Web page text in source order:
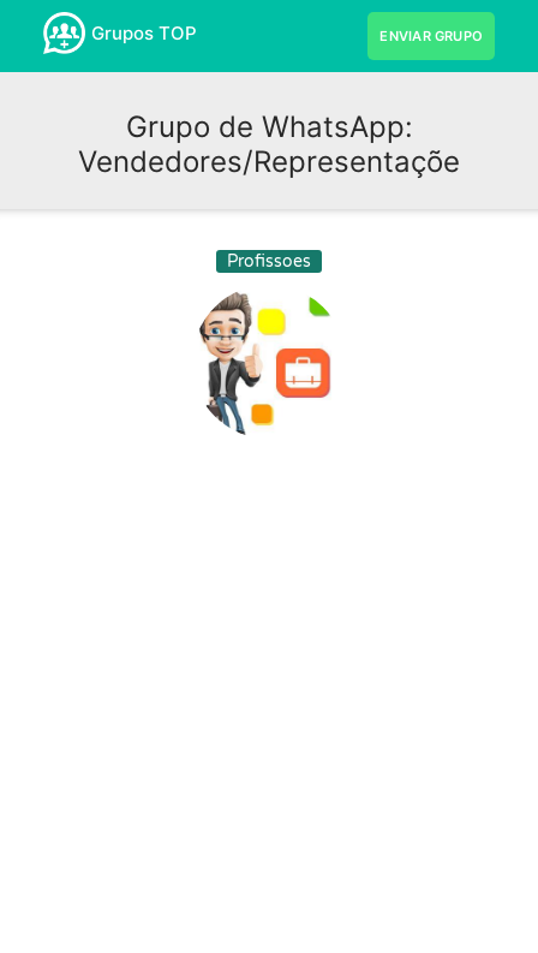
Grupos TOP ENVIAR GRUPO
Grupo de WhatsApp:
Vendedores/Representaçõe
Profissoes